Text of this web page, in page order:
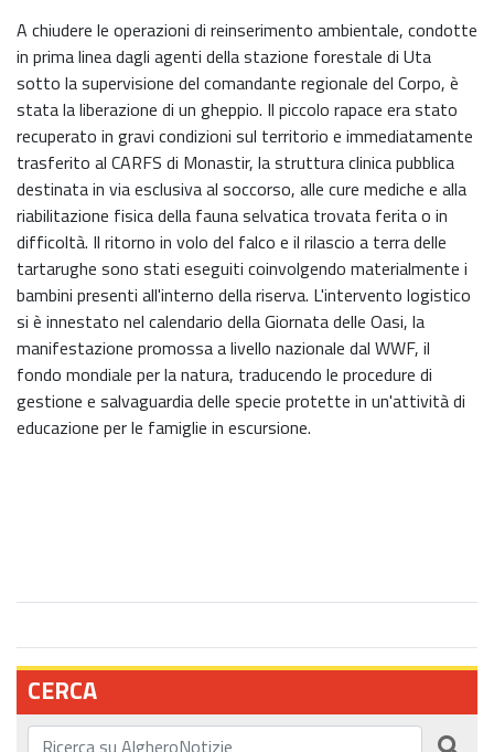
A chiudere le operazioni di reinserimento ambientale, condotte
in prima linea dagli agenti della stazione forestale di Uta
sotto la supervisione del comandante regionale del Corpo, è
stata la liberazione di un gheppio. Il piccolo rapace era stato
recuperato in gravi condizioni sul territorio e immediatamente
trasferito al CARFS di Monastir, la struttura clinica pubblica
destinata in via esclusiva al soccorso, alle cure mediche e alla
riabilitazione fisica della fauna selvatica trovata ferita o in
difficoltà. Il ritorno in volo del falco e il rilascio a terra delle
tartarughe sono stati eseguiti coinvolgendo materialmente i
bambini presenti all'interno della riserva. L'intervento logistico
si è innestato nel calendario della Giornata delle Oasi, la
manifestazione promossa a livello nazionale dal WWF, il
fondo mondiale per la natura, traducendo le procedure di
gestione e salvaguardia delle specie protette in un'attività di
educazione per le famiglie in escursione.
CERCA